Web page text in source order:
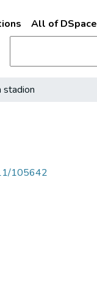
All of DSpace
stadion
105642